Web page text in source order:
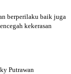
berperilaku baik juga
kekerasan
Putrawan